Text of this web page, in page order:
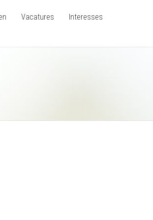
Vacatures Interesses